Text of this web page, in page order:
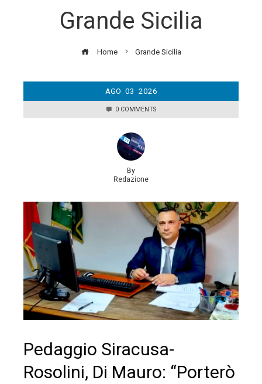
Grande Sicilia
Home Grande Sicilia
AGO 03 2026
0 COMMENTS
By
Redazione
Pedaggio Siracusa-
Rosolini, Di Mauro: “Porterò